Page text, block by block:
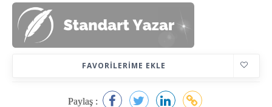
FAVORILERIME EKLE
Paylaş :